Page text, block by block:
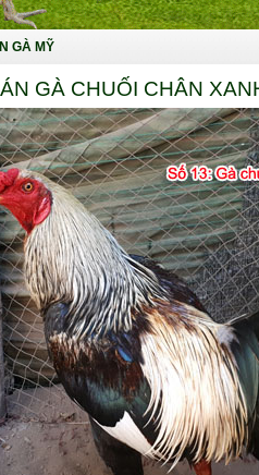
GÀ MỸ
GÀ CHUỐI CHÂN